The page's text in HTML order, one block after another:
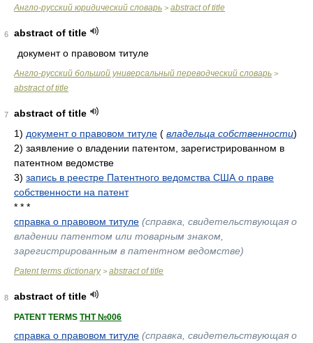
Англо-русский юридический словарь > abstract of title
6
abstract of title
документ о правовом титуле
Англо-русский большой универсальный переводческий словарь >
abstract of title
7
abstract of title
1) документ о правовом титуле ( владельца собственности)
2) заявление о владении патентом, зарегистрированном в
патентном ведомстве
3) запись в реестре Патентного ведомства США о праве
собственности на патент
* * *
справка о правовом титуле (справка, свидетельствующая о
владении патентом или товарным знаком,
зарегистрированным в патентном ведомстве)
Patent terms dictionary> abstract of title
8 abstract of title
PATENT TERMS ТНТ №006
справка о правовом титуле (справка, свидетельствующая о